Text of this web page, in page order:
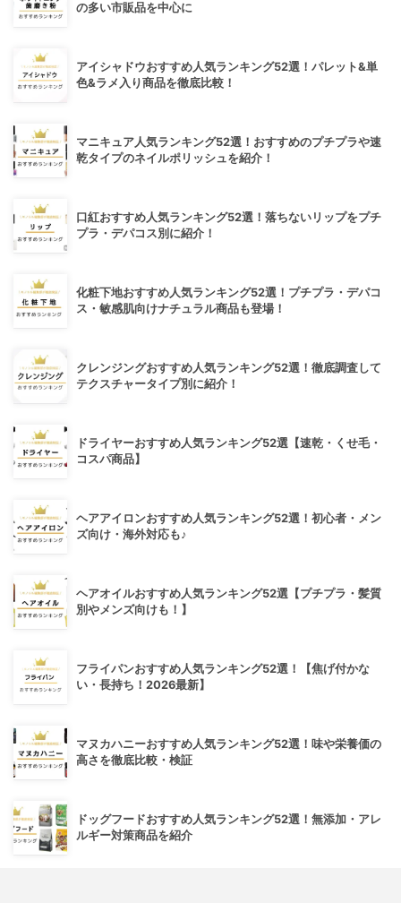
の多い市販品を中心に
アイシャドウおすすめ人気ランキング52選！パレット&単
色&ラメ入り商品を徹底比較！
マニキュア人気ランキング52選！おすすめのプチプラや速
乾タイプのネイルポリッシュを紹介！
口紅おすすめ人気ランキング52選！落ちないリップをプチ
プラ・デパコス別に紹介！
化粧下地おすすめ人気ランキング52選！プチプラ・デパコ
ス・敏感肌向けナチュラル商品も登場！
クレンジングおすすめ人気ランキング52選！徹底調査して
テクスチャータイプ別に紹介！
ドライヤーおすすめ人気ランキング52選【速乾・くせ毛・
コスパ商品】
ヘアアイロンおすすめ人気ランキング52選！初心者・メン
ズ向け・海外対応も♪
ヘアオイルおすすめ人気ランキング52選【プチプラ・髪質
別やメンズ向けも！】
フライパンおすすめ人気ランキング52選！【焦げ付かな
い・長持ち！2026最新】
マヌカハニーおすすめ人気ランキング52選！味や栄養価の
高さを徹底比較・検証
ドッグフードおすすめ人気ランキング52選！無添加・アレ
ルギー対策商品を紹介